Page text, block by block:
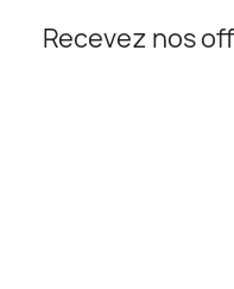
Recevez nos